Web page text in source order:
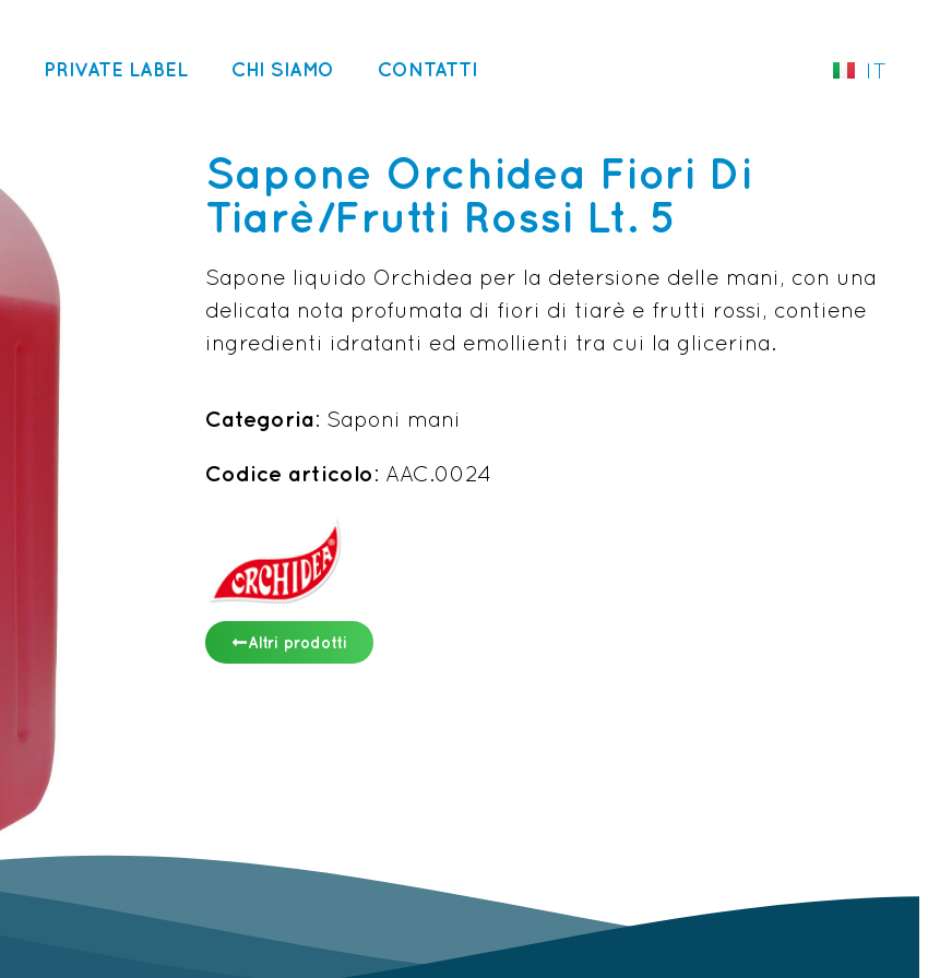
PRIVATE LABEL CHI SIAMO CONTATTI IT
EN
Sapone Orchidea Fiori Di
Tiarè/Frutti Rossi Lt. 5
Sapone liquido Orchidea per la detersione delle mani, con una
delicata nota profumata di fiori di tiarè e frutti rossi, contiene
ingredienti idratanti ed emollienti tra cui la glicerina.
Categoria: Saponi mani
Codice articolo: AAC.0024
Altri prodotti